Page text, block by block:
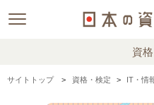
資
サイトトップ 資格・検定 IT・情